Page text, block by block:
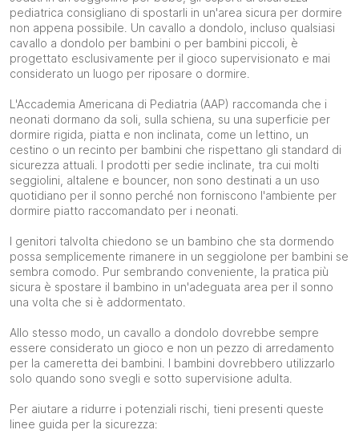
pediatrica consigliano di spostarli in un'area sicura per dormire
non appena possibile. Un cavallo a dondolo, incluso qualsiasi
cavallo a dondolo per bambini o per bambini piccoli, è
progettato esclusivamente per il gioco supervisionato e mai
considerato un luogo per riposare o dormire.
L'Accademia Americana di Pediatria (AAP) raccomanda che i
neonati dormano da soli, sulla schiena, su una superficie per
dormire rigida, piatta e non inclinata, come un lettino, un
cestino o un recinto per bambini che rispettano gli standard di
sicurezza attuali. I prodotti per sedie inclinate, tra cui molti
seggiolini, altalene e bouncer, non sono destinati a un uso
quotidiano per il sonno perché non forniscono l'ambiente per
dormire piatto raccomandato per i neonati.
I genitori talvolta chiedono se un bambino che sta dormendo
possa semplicemente rimanere in un seggiolone per bambini se
sembra comodo. Pur sembrando conveniente, la pratica più
sicura è spostare il bambino in un'adeguata area per il sonno
una volta che si è addormentato.
Allo stesso modo, un cavallo a dondolo dovrebbe sempre
essere considerato un gioco e non un pezzo di arredamento
per la cameretta dei bambini. I bambini dovrebbero utilizzarlo
solo quando sono svegli e sotto supervisione adulta.
Per aiutare a ridurre i potenziali rischi, tieni presenti queste
linee guida per la sicurezza: